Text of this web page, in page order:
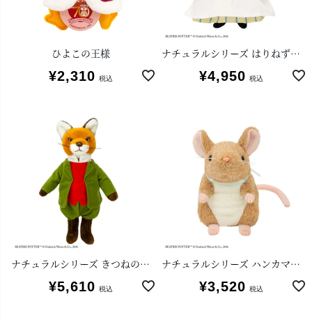
ひよこの王様
¥2,310 税込
ナチュラルシリーズ はりねずみティギー
¥4,950 税込
ナチュラルシリーズ きつねのトッド
¥5,610 税込
ナチュラルシリーズ ハンカマンカのこども
¥3,520 税込